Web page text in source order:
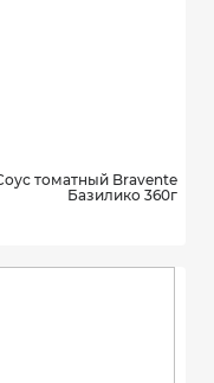
томатный Bravente
Базилико 360г